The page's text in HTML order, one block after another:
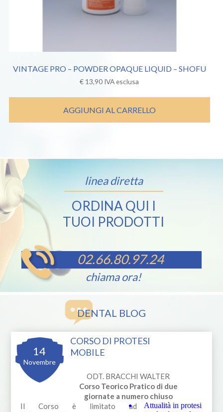
VINTAGE PRO – POWDER OPAQUE LIQUID – SHOFU
€ 13,90 IVA esclusa
AGGIUNGI AL CARRELLO
linea diretta
ORDINA QUI I
TUOI PRODOTTI
02.66.80.97.24
chiama ora!
DENTAL BLOG
14
Novembre
CORSO DI PROTESI
MOBILE
ODT. BRACCHI WALTER
Corso Teorico Pratico di due
giornate a numero chiuso
Il Corso è limitato ad
Attualità in protesi